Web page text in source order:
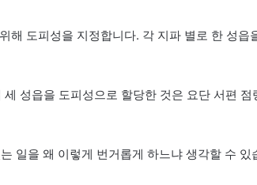
해 도피성을 지정합니다. 각 지파 별로 한 성
성읍을 도피성으로 할당한 것은 요단 서편
일을 왜 이렇게 번거롭게 하느냐 생각할 수